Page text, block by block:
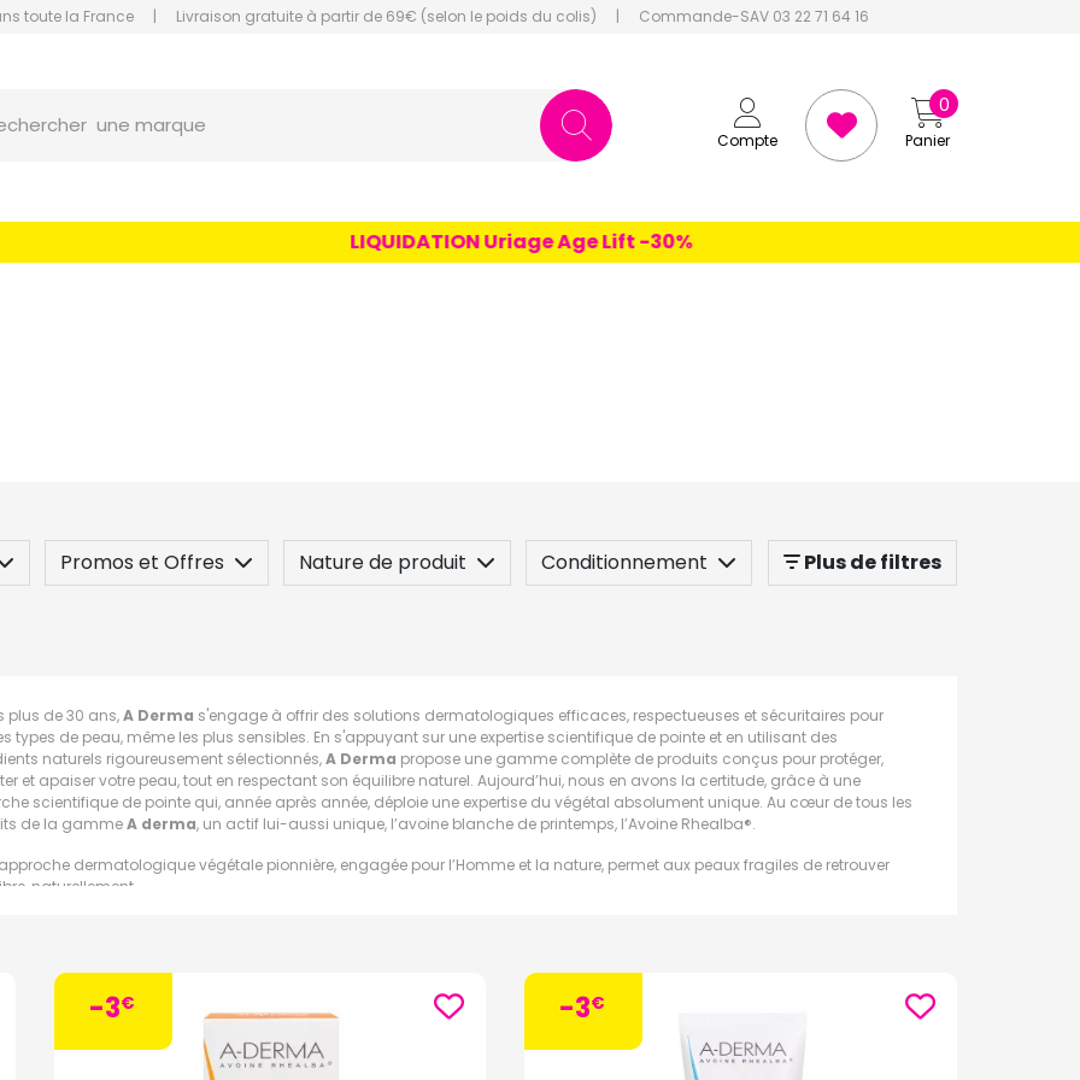
toute la France | Livraison gratuite à partir de 69€ (selon le poids du colis) | Commande-SAV 03 22 71 64 16
Compte Panier
0
un conseil
LIQUIDATION Uriage Age Lift -30%
Promos et Offres Nature de produit
Conditionnement
Plus de filtres
plus de 30 ans,A Derma s'engage à offrir des solutions dermatologiques efficaces, respectueuses et sécuritaires pour
types de peau, même les plus sensibles. En s'appuyant sur une expertise scientifique de pointe et en utilisant des
naturels rigoureusement sélectionnés,A Derma propose une gamme complète de produits conçus pour protéger,
et apaiser votre peau, tout en respectant son équilibre naturel. Aujourd’hui, nous en avons la certitude, grâce à une
scientifique de pointe qui, année après année, déploie une expertise du végétal absolument unique. Au cœur de tous les
de la gammeA derma, un actif lui-aussi unique, l’avoine blanche de printemps, l’Avoine Rhealba®.
dermatologique végétale pionnière, engagée pour l’Homme et la nature, permet aux peaux fragiles de retrouver
naturellement.
gamme de la marque A derma :
Dermalibour des laboratoiresA-Derma
est spécialement conçue pour apaiser, réparer et protéger les peaux irritées,
-3€ -3€